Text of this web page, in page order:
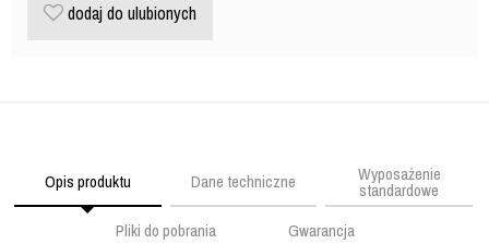
dodaj do ulubionych
Opis produktu Dane techniczne Wyposażenie
standardowe
Pliki do pobrania
Gwarancja